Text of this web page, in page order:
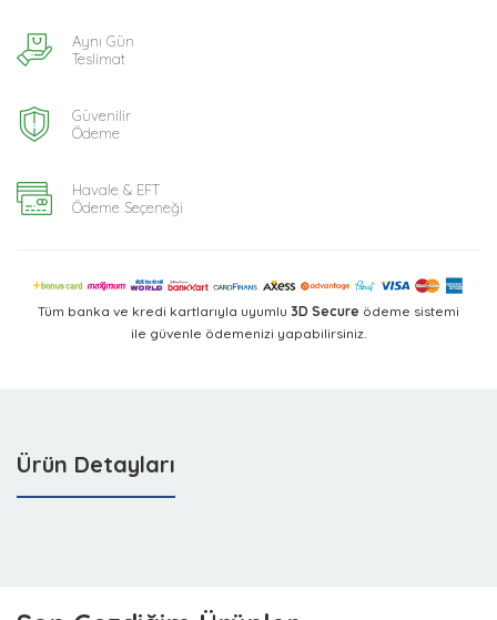
Aynı Gün
Teslimat
Güvenilir
Ödeme
Havale & EFT
Ödeme Seçeneği
Tüm banka ve kredi kartlarıyla uyumlu 3D Secure ödeme sistemi
ile güvenle ödemenizi yapabilirsiniz.
Ürün Detayları